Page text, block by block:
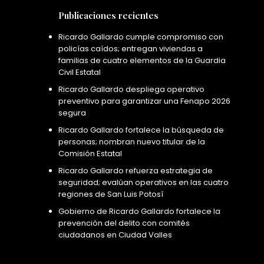
Publicaciones recientes
Ricardo Gallardo cumple compromiso con
policías caídos; entregan viviendas a
familias de cuatro elementos de la Guardia
Civil Estatal
Ricardo Gallardo despliega operativo
preventivo para garantizar una Fenapo 2026
segura
Ricardo Gallardo fortalece la búsqueda de
personas; nombran nuevo titular de la
Comisión Estatal
Ricardo Gallardo refuerza estrategia de
seguridad; evalúan operativos en las cuatro
regiones de San Luis Potosí
Gobierno de Ricardo Gallardo fortalece la
prevención del delito con comités
ciudadanos en Ciudad Valles